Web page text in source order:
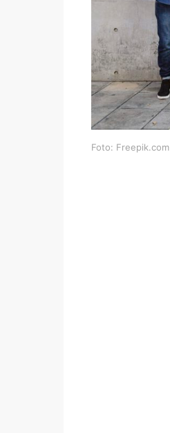
Foto: Freepik.com